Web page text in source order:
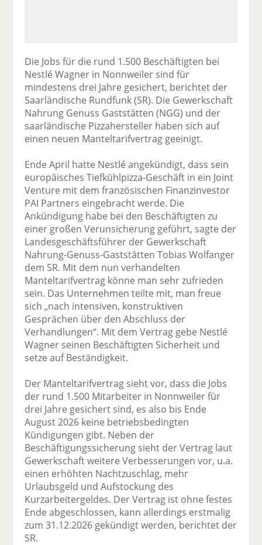
Die Jobs für die rund 1.500 Beschäftigten bei
Nestlé Wagner in Nonnweiler sind für
mindestens drei Jahre gesichert, berichtet der
Saarländische Rundfunk (SR). Die Gewerkschaft
Nahrung Genuss Gaststätten (NGG) und der
saarländische Pizzahersteller haben sich auf
einen neuen Manteltarifvertrag geeinigt.
Ende April hatte Nestlé angekündigt, dass sein
europäisches Tiefkühlpizza-Geschäft in ein Joint
Venture mit dem französischen Finanzinvestor
PAI Partners eingebracht werde. Die
Ankündigung habe bei den Beschäftigten zu
einer großen Verunsicherung geführt, sagte der
Landesgeschäftsführer der Gewerkschaft
Nahrung-Genuss-Gaststätten Tobias Wolfanger
dem SR. Mit dem nun verhandelten
Manteltarifvertrag könne man sehr zufrieden
sein. Das Unternehmen teilte mit, man freue
sich „nach intensiven, konstruktiven
Gesprächen über den Abschluss der
Verhandlungen“. Mit dem Vertrag gebe Nestlé
Wagner seinen Beschäftigten Sicherheit und
setze auf Beständigkeit.
Der Manteltarifvertrag sieht vor, dass die Jobs
der rund 1.500 Mitarbeiter in Nonnweiler für
drei Jahre gesichert sind, es also bis Ende
August 2026 keine betriebsbedingten
Kündigungen gibt. Neben der
Beschäftigungssicherung sieht der Vertrag laut
Gewerkschaft weitere Verbesserungen vor, u.a.
einen erhöhten Nachtzuschlag, mehr
Urlaubsgeld und Aufstockung des
Kurzarbeitergeldes. Der Vertrag ist ohne festes
Ende abgeschlossen, kann allerdings erstmalig
zum 31.12.2026 gekündigt werden, berichtet der
SR.